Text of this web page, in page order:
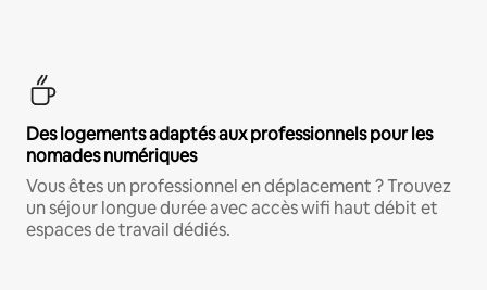
Des logements adaptés aux professionnels pour les
nomades numériques
Vous êtes un professionnel en déplacement ? Trouvez
un séjour longue durée avec accès wifi haut débit et
espaces de travail dédiés.